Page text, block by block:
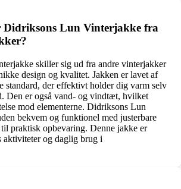
Didriksons Lun Vinterjakke fra
skiller sig ud fra andre vinterjakker
design og kvalitet. Jakken er lavet af
standard, der effektivt holder dig varm selv
Den er også vand- og vindtæt, hvilket
mod elementerne. Didriksons Lun
bekvem og funktionel med justerbare
praktisk opbevaring. Denne jakke er
aktiviteter og daglig brug i